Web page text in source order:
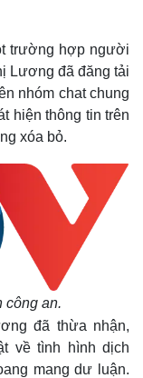
trường hợp người
Lương đã đăng tải
nhóm chat chung
hiện thông tin trên
xóa bỏ.
công an.
đã thừa nhận,
về tình hình dịch
mang dư luận.